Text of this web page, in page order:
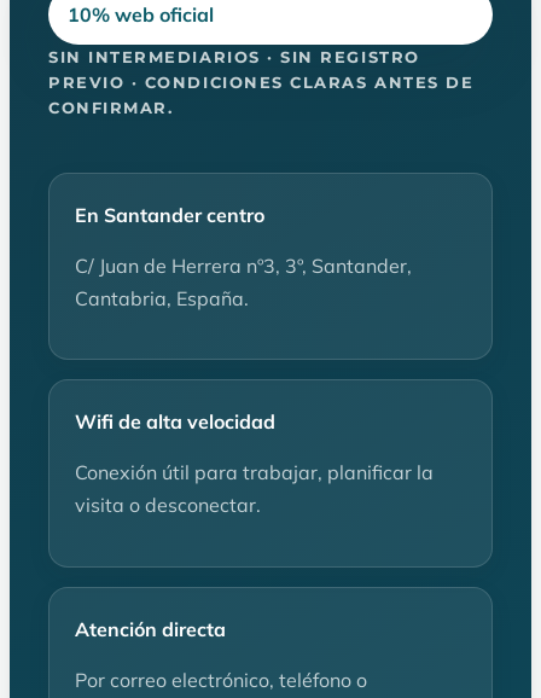
10% web oficial
SIN INTERMEDIARIOS · SIN REGISTRO
PREVIO · CONDICIONES CLARAS ANTES DE
CONFIRMAR.
En Santander centro
C/ Juan de Herrera nº3, 3º, Santander,
Cantabria, España.
Wifi de alta velocidad
Conexión útil para trabajar, planificar la
visita o desconectar.
Atención directa
Por correo electrónico, teléfono o